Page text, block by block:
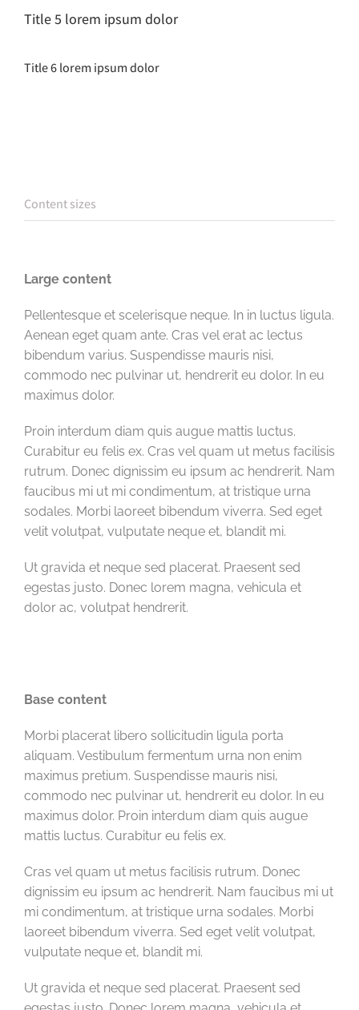
Title 5 lorem ipsum dolor
Title 6 lorem ipsum dolor
Content sizes
Large content
Pellentesque et scelerisque neque. In in luctus ligula.
Aenean eget quam ante. Cras vel erat ac lectus
bibendum varius. Suspendisse mauris nisi,
commodo nec pulvinar ut, hendrerit eu dolor. In eu
maximus dolor.
Proin interdum diam quis augue mattis luctus.
Curabitur eu felis ex. Cras vel quam ut metus facilisis
rutrum. Donec dignissim eu ipsum ac hendrerit. Nam
faucibus mi ut mi condimentum, at tristique urna
sodales. Morbi laoreet bibendum viverra. Sed eget
velit volutpat, vulputate neque et, blandit mi.
Ut gravida et neque sed placerat. Praesent sed
egestas justo. Donec lorem magna, vehicula et
dolor ac, volutpat hendrerit.
Base content
Morbi placerat libero sollicitudin ligula porta
aliquam. Vestibulum fermentum urna non enim
maximus pretium. Suspendisse mauris nisi,
commodo nec pulvinar ut, hendrerit eu dolor. In eu
maximus dolor. Proin interdum diam quis augue
mattis luctus. Curabitur eu felis ex.
Cras vel quam ut metus facilisis rutrum. Donec
dignissim eu ipsum ac hendrerit. Nam faucibus mi ut
mi condimentum, at tristique urna sodales. Morbi
laoreet bibendum viverra. Sed eget velit volutpat,
vulputate neque et, blandit mi.
Ut gravida et neque sed placerat. Praesent sed